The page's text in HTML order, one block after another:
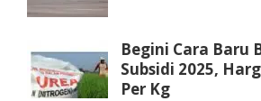
Begini Cara Baru
Subsidi 2025,
Per Kg